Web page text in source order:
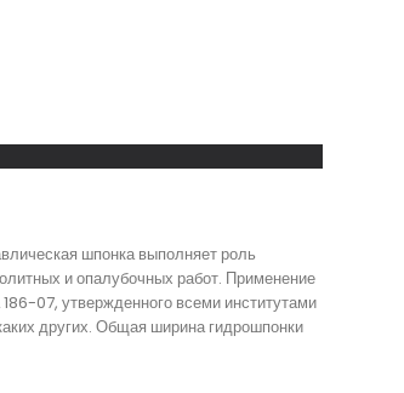
шпонка выполняет роль
и опалубочных работ. Применение
07, утвержденного всеми институтами
других. Общая ширина гидрошпонки